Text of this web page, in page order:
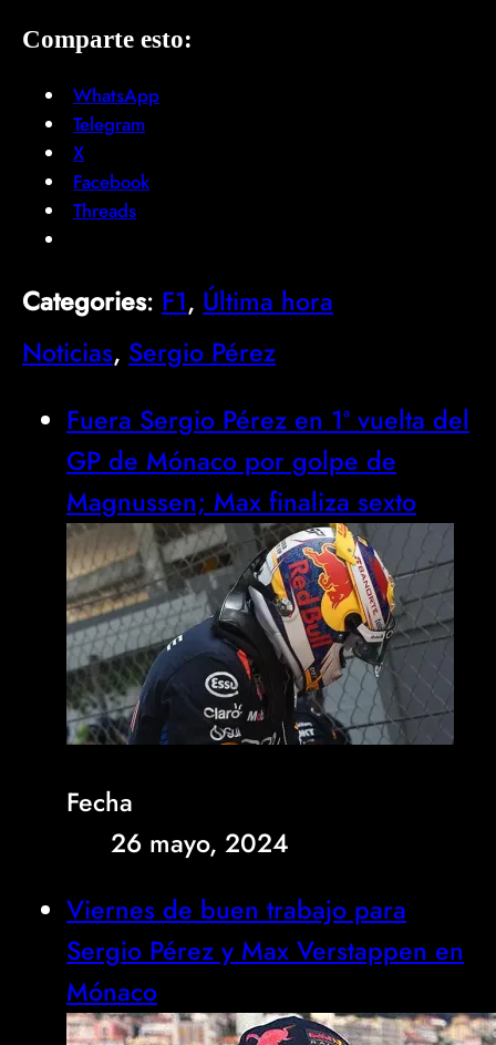
Comparte esto:
WhatsApp
Telegram
X
Facebook
Threads
Categories: F1, Última hora
Noticias, Sergio Pérez
Fuera Sergio Pérez en 1ª vuelta del
GP de Mónaco por golpe de
Magnussen; Max finaliza sexto
Fecha
26 mayo, 2024
Viernes de buen trabajo para
Sergio Pérez y Max Verstappen en
Mónaco